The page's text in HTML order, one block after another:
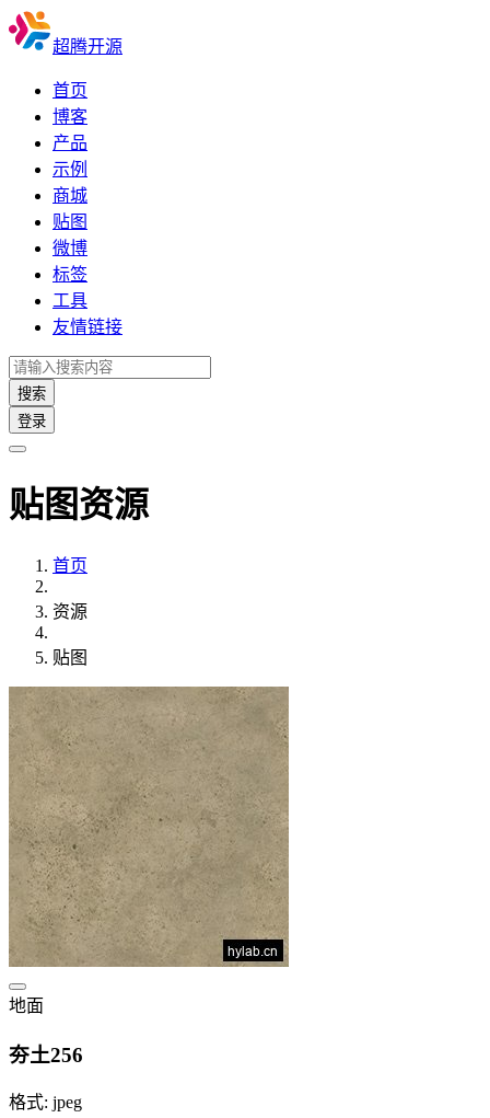
超腾开源
首页
博客
产品
示例
商城
贴图
微博
标签
工具
友情链接
搜索
登录
贴图资源
首页
资源
贴图
地面
夯土256
格式: jpeg